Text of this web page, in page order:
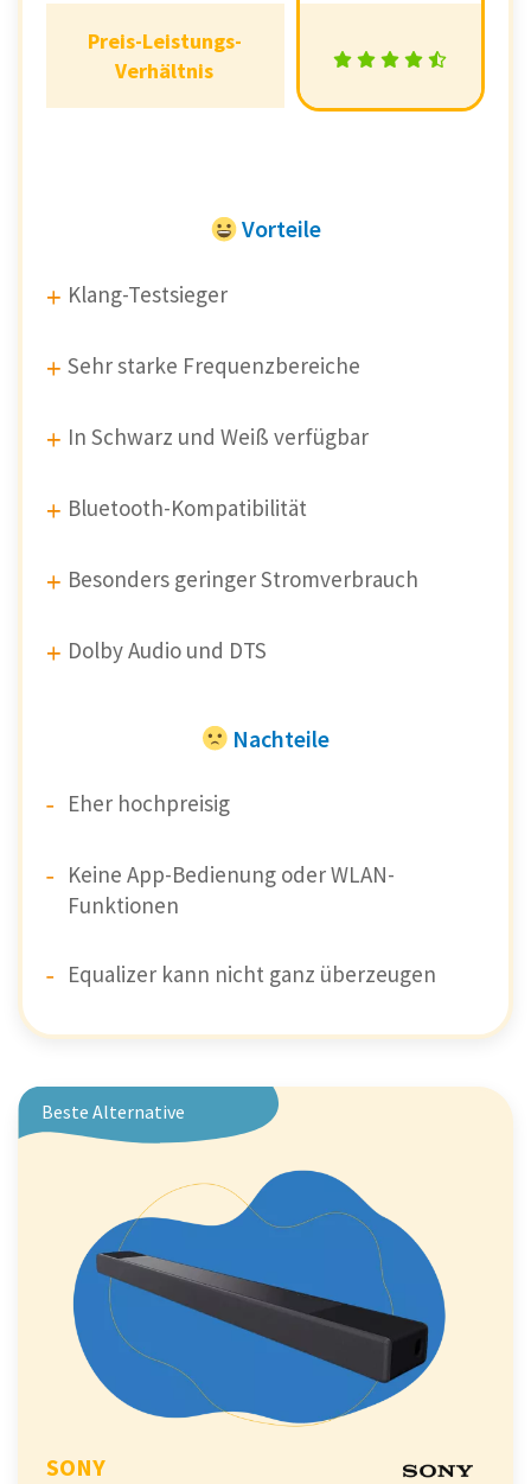
Preis-Leistungs-
Verhältnis
Preis-Leistungs-
Verhältnis
Vorteile
Klang-Testsieger
Sehr starke Frequenzbereiche
In Schwarz und Weiß verfügbar
Bluetooth-Kompatibilität
Besonders geringer Stromverbrauch
Dolby Audio und DTS
Nachteile
Eher hochpreisig
Keine App-Bedienung oder WLAN-
Funktionen
Equalizer kann nicht ganz überzeugen
Beste Alternative
SONY